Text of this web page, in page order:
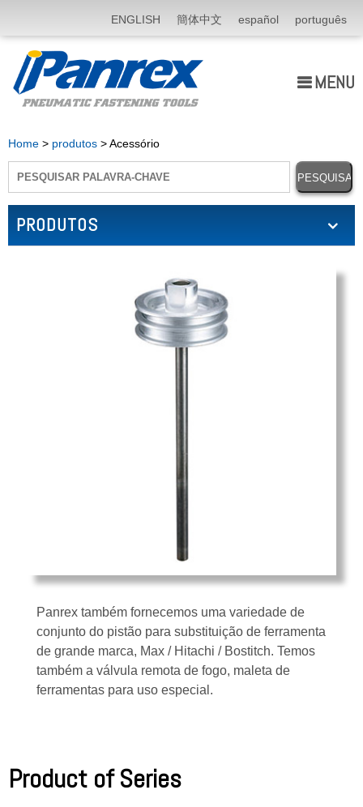
ENGLISH 簡体中文 español português
MENU
produtos
Application
notícia
Home > produtos > Acessório
PRODUTOS
Panrex também fornecemos uma variedade de
conjunto do pistão para substituição de ferramenta
de grande marca, Max / Hitachi / Bostitch. Temos
também a válvula remota de fogo, maleta de
ferramentas para uso especial.
Product of Series